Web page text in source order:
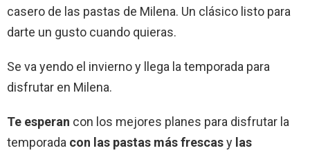
casero de las pastas de Milena. Un clásico listo para
darte un gusto cuando quieras.
Se va yendo el invierno y llega la temporada para
disfrutar en Milena.
Te esperan con los mejores planes para disfrutar la
temporada con las pastas más frescasy las